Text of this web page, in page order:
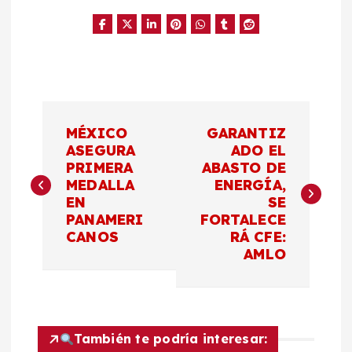
v
MÉXICO
ASEGURA
PRIMERA
MEDALLA
EN
PANAMERI
CANOS
GARANTIZ
ADO EL
ABASTO DE
ENERGÍA,
SE
FORTALECE
RÁ CFE:
AMLO
También te podría interesar: